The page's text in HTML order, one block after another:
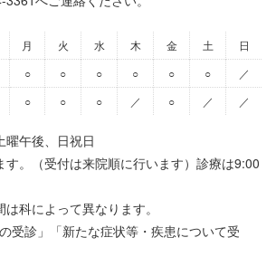
月 火 水 木 金 土
日
○ ○ ○ ○ ○ ○
／
○ ○ ○ ／ ○ ／ ／
曜午後、日祝日
。（受付は来院順に行います）診療は9:00
科によって異なります。
受診」「新たな症状等・疾患について受